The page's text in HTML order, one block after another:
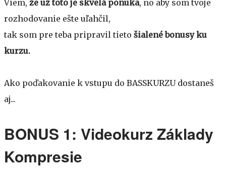
Viem, že už toto je skvelá ponuka, no aby som tvoje
rozhodovanie ešte uľahčil,
tak som pre teba pripravil tieto šialené bonusy ku
kurzu.
Ako poďakovanie k vstupu do BASSKURZU dostaneš
aj...
BONUS 1: Videokurz Základy
Kompresie